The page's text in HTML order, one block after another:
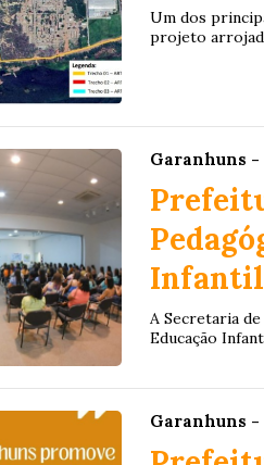
Um dos
projeto
Garanhuns -
Infantil
A Secretaria
Educação
Garanhuns -